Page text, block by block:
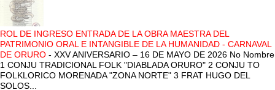
ROL DE INGRESO ENTRADA DE LA OBRA MAESTRA DEL
PATRIMONIO ORAL E INTANGIBLE DE LA HUMANIDAD - CARNAVAL
DE ORURO - XXV ANIVERSARIO – 16 DE MAYO DE 2026 No Nombre
1 CONJU TRADICIONAL FOLK "DIABLADA ORURO" 2 CONJU TO
FOLKLORICO MORENADA "ZONA NORTE" 3 FRAT HUGO DEL
SOLOS...